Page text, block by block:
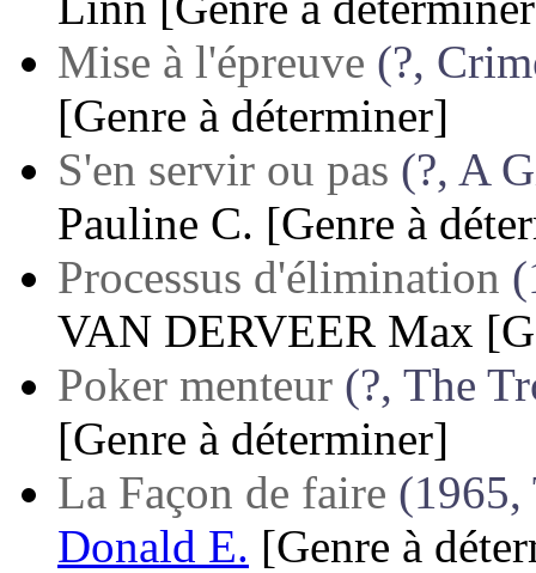
Mise à l'épreuve (?,
[Genre à déterminer]
S'en servir ou pas (?, A
Pauline C. [Genre à
Processus d'élimination
VAN DERVEER Max
Poker menteur (?, The
[Genre à déterminer]
La Façon de faire (1965,
Donald E. [Genre à